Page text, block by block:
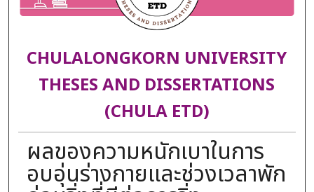
CHULALONGKORN UNIVERSITY
THESES AND DISSERTATIONS
(CHULA ETD)
ผลของความหนักเบาในการ
อบอุ่นร่างกายและช่วงเวลาพัก